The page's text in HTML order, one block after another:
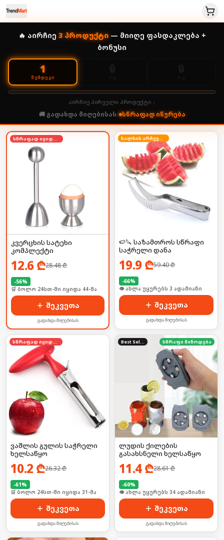
🔥 აირჩიე 3პროდუქტი— მიიღე ფასდაკლება +
ბონუსი
1
ᲨᲔᲛᲓᲔᲒᲘ
აირჩიე პირველი პროდუქტი ↓
🚚 გადახდა მიღებისას• სწრაფად იწურება
სწრაფად იყიდება
კვერცხის სატეხი
კომპლექტი
12.6 ₾28.48₾
-56%
🛒 ბოლო 24სთ-ში იყიდა 44-მა
შეკვეთა
გადახდა მიღებისას
ხალხის არჩევანი
🍉🔪 საზამთროს სწრაფი
საჭრელი დანა
19.9 ₾59.40₾
-66%
🛒 ბოლო 24სთ-ში იყიდა 5-მა
შეკვეთა
გადახდა მიღებისას
ვაშლის გულის საჭრელი
ხელსაწყო
10.2 ₾26.32₾
-61%
🛒 ბოლო 24სთ-ში იყიდა 31-მა
შეკვეთა
გადახდა მიღებისას
სწრაფი მიწოდება
ლუდის ქილების
გასახსნელი ხელსაწყო
11.4₾28.61₾
-60%
🛒 ბოლო 24სთ-ში იყიდა 51-მა
შეკვეთა
გადახდა მიღებისას